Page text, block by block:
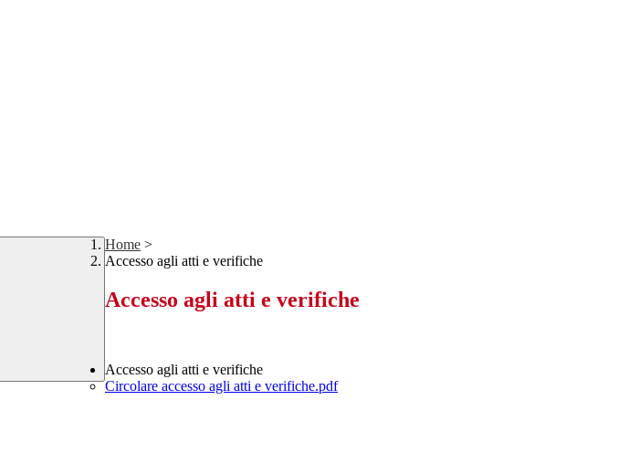
Home >
Accesso agli atti e verifiche
Accesso agli atti e verifiche
Accesso agli atti e verifiche
Circolare accesso agli atti e verifiche.pdf